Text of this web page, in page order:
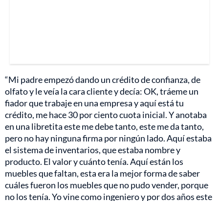
“Mi padre empezó dando un crédito de confianza, de
olfato y le veía la cara cliente y decía: OK, tráeme un
fiador que trabaje en una empresa y aquí está tu
crédito, me hace 30 por ciento cuota inicial. Y anotaba
en una libretita este me debe tanto, este me da tanto,
pero no hay ninguna firma por ningún lado. Aquí estaba
el sistema de inventarios, que estaba nombre y
producto. El valor y cuánto tenía. Aquí están los
muebles que faltan, esta era la mejor forma de saber
cuáles fueron los muebles que no pudo vender, porque
no los tenía. Yo vine como ingeniero y por dos años este